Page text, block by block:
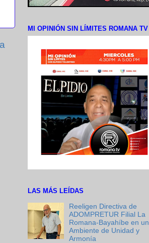
MI OPINIÓN SIN LÍMITES ROMANA TV
LAS MÁS LEÍDAS
Reeligen Directiva de
ADOMPRETUR Filial La
Romana-Bayahíbe en un
Ambiente de Unidad y
Armonía